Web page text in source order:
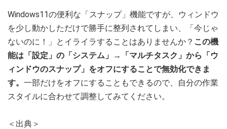
Windows11の便利な「スナップ」機能ですが、ウィンドウ
を少し動かしただけで勝手に整列されてしまい、「今じゃ
ないのに！」とイライラすることはありませんか？ この機
能は「設定」の「システム」→「マルチタスク」から「ウ
ィンドウのスナップ」をオフにすることで無効化できま
す。 一部だけをオフにすることもできるので、自分の作業
スタイルに合わせて調整してみてください。
＜出典＞